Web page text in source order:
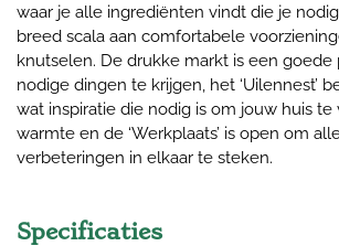
waar je alle ingrediënten vindt die je
breed scala aan comfortabele
knutselen. De drukke markt is een goede
nodige dingen te krijgen, het ‘Uilennest’
wat inspiratie die nodig is om jouw huis
warmte en de ‘Werkplaats’ is open om
verbeteringen in elkaar te steken.
Specificaties